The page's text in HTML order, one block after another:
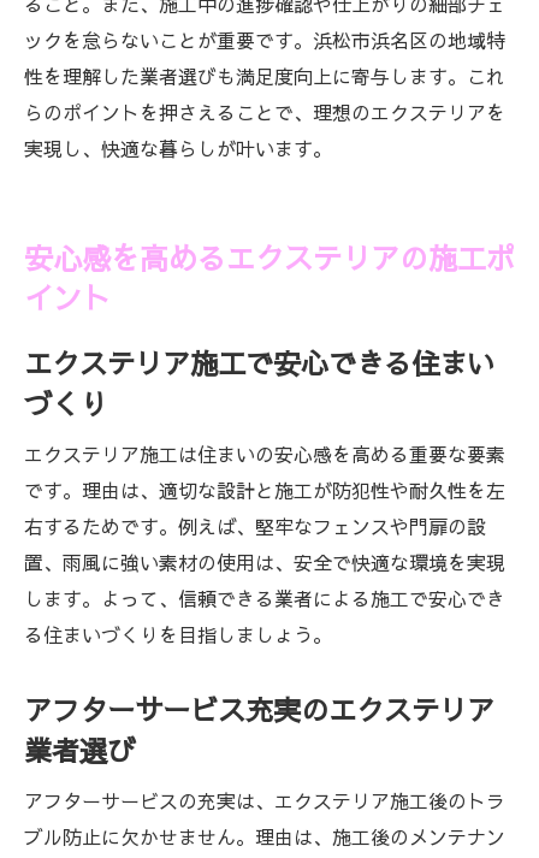
ックを怠らないことが重要です。浜松市浜名区の地域特
性を理解した業者選びも満足度向上に寄与します。これ
らのポイントを押さえることで、理想のエクステリアを
実現し、快適な暮らしが叶います。
安心感を高めるエクステリアの施工ポ
イント
エクステリア施工で安心できる住まい
づくり
エクステリア施工は住まいの安心感を高める重要な要素
です。理由は、適切な設計と施工が防犯性や耐久性を左
右するためです。例えば、堅牢なフェンスや門扉の設
置、雨風に強い素材の使用は、安全で快適な環境を実現
します。よって、信頼できる業者による施工で安心でき
る住まいづくりを目指しましょう。
アフターサービス充実のエクステリア
業者選び
アフターサービスの充実は、エクステリア施工後のトラ
ブル防止に欠かせません。理由は、施工後のメンテナン